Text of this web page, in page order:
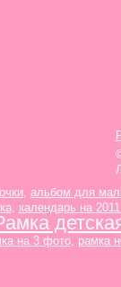
, альбом для
, календарь на
на 3 фото, рамка